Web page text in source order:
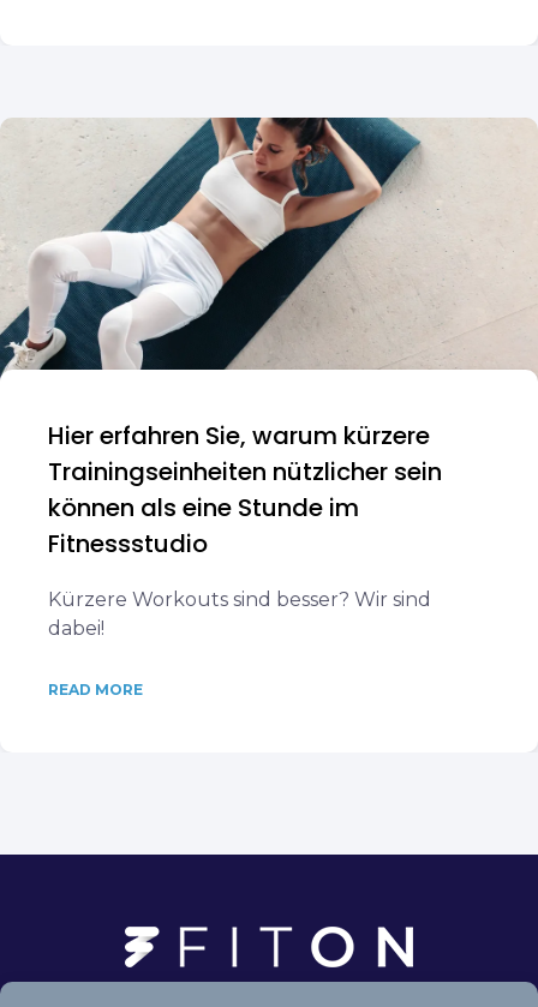
Hier erfahren Sie, warum kürzere
Trainingseinheiten nützlicher sein
können als eine Stunde im
Fitnessstudio
Kürzere Workouts sind besser? Wir sind
dabei!
READ MORE